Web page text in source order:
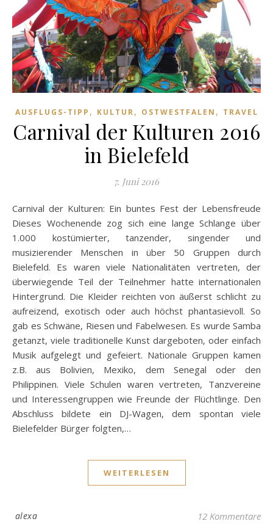
AUSFLUGS-TIPP , KULTUR, OSTWESTFALEN , TRAVEL
Carnival der Kulturen 2016
in Bielefeld
7. Juni 2016
Carnival der Kulturen: Ein buntes Fest der Lebensfreude
Dieses Wochenende zog sich eine lange Schlange über
1.000 kostümierter, tanzender, singender und
musizierender Menschen in über 50 Gruppen durch
Bielefeld. Es waren viele Nationalitäten vertreten, der
überwiegende Teil der Teilnehmer hatte internationalen
Hintergrund. Die Kleider reichten von äußerst schlicht zu
aufreizend, exotisch oder auch höchst phantasievoll. So
gab es Schwäne, Riesen und Fabelwesen. Es wurde Samba
getanzt, viele traditionelle Kunst dargeboten, oder einfach
Musik aufgelegt und gefeiert. Nationale Gruppen kamen
z.B. aus Bolivien, Mexiko, dem Senegal oder den
Philippinen. Viele Schulen waren vertreten, Tanzvereine
und Interessengruppen wie Freunde der Flüchtlinge. Den
Abschluss bildete ein DJ-Wagen, dem spontan viele
Bielefelder Bürger folgten,…
WEITERLESEN
alexa 12 Kommentare